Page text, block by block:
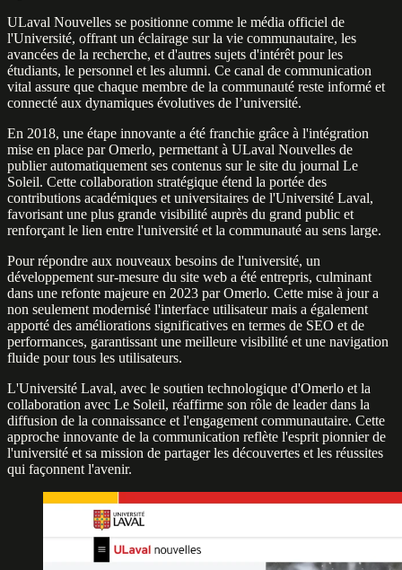
ULaval Nouvelles se positionne comme le média officiel de
l'Université, offrant un éclairage sur la vie communautaire, les
avancées de la recherche, et d'autres sujets d'intérêt pour les
étudiants, le personnel et les alumni. Ce canal de communication
vital assure que chaque membre de la communauté reste informé et
connecté aux dynamiques évolutives de l’université.
En 2018, une étape innovante a été franchie grâce à l'intégration
mise en place par Omerlo, permettant à ULaval Nouvelles de
publier automatiquement ses contenus sur le site du journal Le
Soleil. Cette collaboration stratégique étend la portée des
contributions académiques et universitaires de l'Université Laval,
favorisant une plus grande visibilité auprès du grand public et
renforçant le lien entre l'université et la communauté au sens large.
Pour répondre aux nouveaux besoins de l'université, un
développement sur-mesure du site web a été entrepris, culminant
dans une refonte majeure en 2023 par Omerlo. Cette mise à jour a
non seulement modernisé l'interface utilisateur mais a également
apporté des améliorations significatives en termes de SEO et de
performances, garantissant une meilleure visibilité et une navigation
fluide pour tous les utilisateurs.
L'Université Laval, avec le soutien technologique d'Omerlo et la
collaboration avec Le Soleil, réaffirme son rôle de leader dans la
diffusion de la connaissance et l'engagement communautaire. Cette
approche innovante de la communication reflète l'esprit pionnier de
l'université et sa mission de partager les découvertes et les réussites
qui façonnent l'avenir.